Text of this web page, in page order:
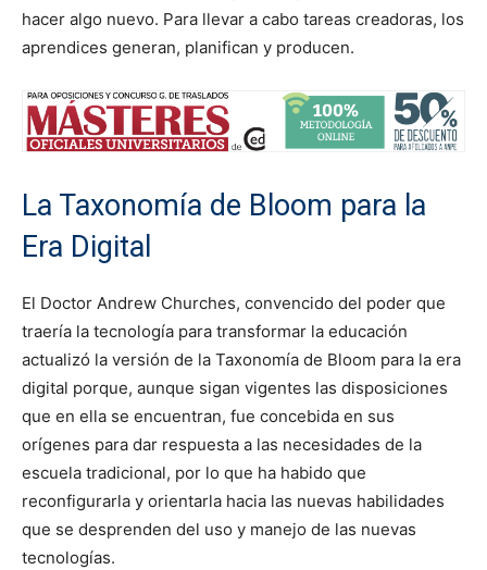
hacer algo nuevo. Para llevar a cabo tareas creadoras, los
aprendices generan, planifican y producen.
La Taxonomía de Bloom para la
Era Digital
El Doctor Andrew Churches, convencido del poder que
traería la tecnología para transformar la educación
actualizó la versión de la Taxonomía de Bloom para la era
digital porque, aunque sigan vigentes las disposiciones
que en ella se encuentran, fue concebida en sus
orígenes para dar respuesta a las necesidades de la
escuela tradicional, por lo que ha habido que
reconfigurarla y orientarla hacia las nuevas habilidades
que se desprenden del uso y manejo de las nuevas
tecnologías.